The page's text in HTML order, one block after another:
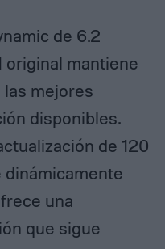
de 6.2
original mantiene
mejores
disponibles.
de 120
dinámicamente
una
que sigue